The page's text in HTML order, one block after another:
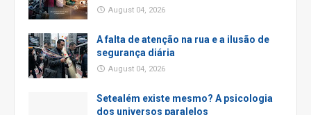
August 04, 2026
A falta de atenção na rua e a ilusão de
segurança diária
August 04, 2026
Setealém existe mesmo? A psicologia
dos universos paralelos